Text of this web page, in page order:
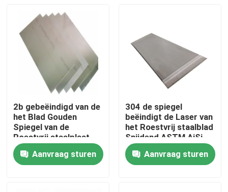
2b gebeëindigd van de
het Blad Gouden
Spiegel van de
Roestvrij staalplaat
het Roestvrije
staalblad 304 Sus 304
Aanvraag sturen
304 de spiegel
beëindigt de Laser van
het Roestvrij staalblad
Snijdend ASTM AiSi
SUS 201 304L 316
410 430Aanvraag sturen